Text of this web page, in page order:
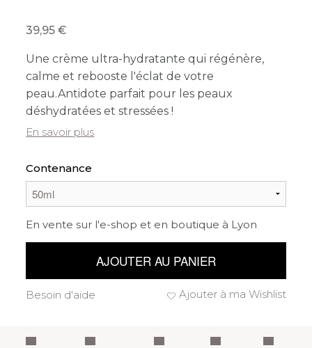
39,95
Une crème ultra-hydratante qui régénère,
calme et rebooste l'éclat de votre
peau.Antidote parfait pour les peaux
déshydratées et stressées !
En savoir plus
Contenance
En vente sur l'e-shop et en boutique à Lyon
AJOUTER AU PANIER
Ajouter à ma Wishlist
Besoin d'aide